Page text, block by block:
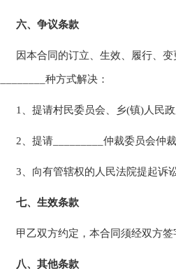
六、争议条款
因本合同的订立、生效、履行、变
_________种方式解决：
1、提请村民委员会、乡(镇)人民政
2、提请_________仲裁委员会仲
3、向有管辖权的人民法院提起诉讼
七、生效条款
甲乙双方约定，本合同须经双方签
八、其他条款